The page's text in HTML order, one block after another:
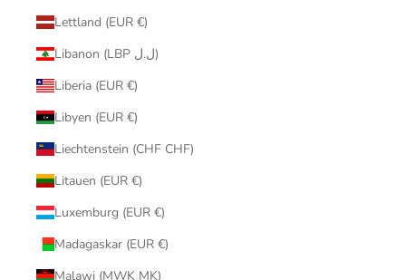
Lettland (EUR €)
Libanon (LBP ل.ل)
Liberia (EUR €)
Libyen (EUR €)
Liechtenstein (CHF CHF)
Litauen (EUR €)
Luxemburg (EUR €)
Madagaskar (EUR €)
Malawi (MWK MK)